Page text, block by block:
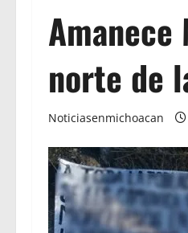
norte de
Noticiasenmichoacan